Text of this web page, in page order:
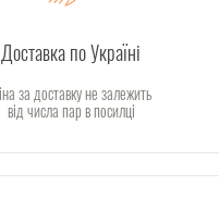
Доставка по Україні
за доставку не залежить
від числа пар в посилці